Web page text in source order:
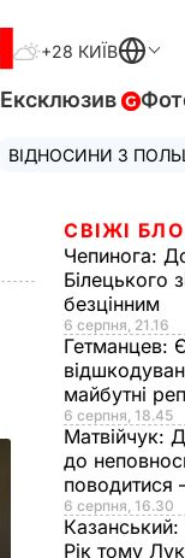
+28 КИЇВ
Ексклюзив
ВІДНОСИНИ З
СВІЖІ
Чепинога:
Білецького
безцінним
6 серпня, 21.16
Гетманцев:
майбутні
6 серпня, 18.45
Матвійчук:
до
поводитися
6 серпня, 16.30
Казанський:
Рік тому